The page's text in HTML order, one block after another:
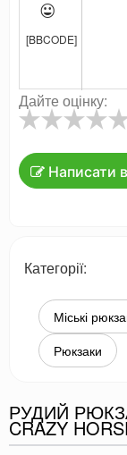

[BBCODE]
Дайте оцінку:
Написати
Категорії:
Міські
Рюкзаки
РУДИЙ
CRAZY